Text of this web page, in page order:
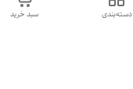
سبد خرید دسته‌بندی